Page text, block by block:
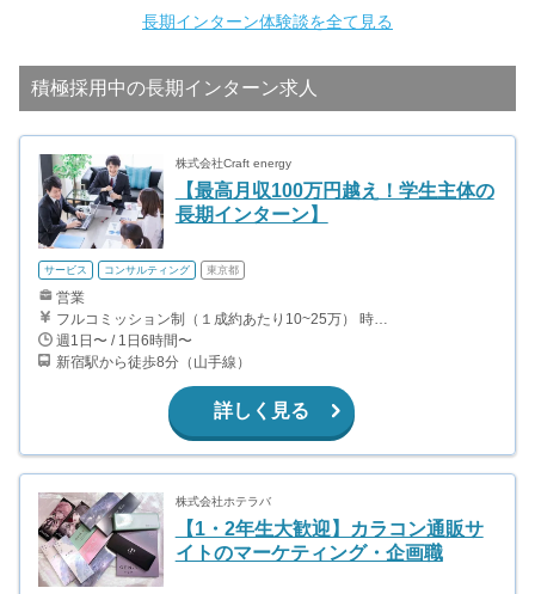
長期インターン体験談を全て見る
積極採用中の長期インターン求人
株式会社Craft energy
【最高月収100万円越え！学生主体の
長期インターン】
サービス コンサルティング 東京都
営業
フルコミッション制（１成約あたり10~25万） 時給換算で（2000円〜2500円）程度が目安となります。 月100万を稼ぐ学生多数在籍しています。 ■収入例 〇入社1か月目（早稲田大学2年生） 役職：アポインター 月間1契約×10万円＝10万円 ＋交通費 〇入社3か月目（明治大学2年生） 役職：アポインター 月間2契約×13万円＝26万円 ＋交通費 〇入社6か月目（慶應義塾大学3年生） 役職：アポインター 月間5契約×15万円＝75万円 ＋交通費 〇入社15か月目（東京大学3年生） 役職：クローザー 月間3契約×25万=75万円 ＋交通費 交通費支給あり
週1日〜 / 1日6時間〜
新宿駅から徒歩8分（山手線）
詳しく見る
株式会社ホテラバ
【1・2年生大歓迎】カラコン通販サ
イトのマーケティング・企画職